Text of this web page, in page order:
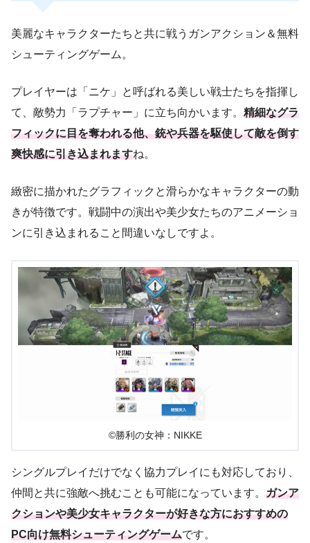
美麗なキャラクターたちと共に戦うガンアクション＆無料
シューティングゲーム。
プレイヤーは「ニケ」と呼ばれる美しい戦士たちを指揮し
て、敵勢力「ラプチャー」に立ち向かいます。 精細なグラ
フィックに目を奪われる他、銃や兵器を駆使して敵を倒す
爽快感に引き込まれますね。
緻密に描かれたグラフィックと滑らかなキャラクターの動
きが特徴です。戦闘中の演出や美少女たちのアニメーショ
ンに引き込まれること間違いなしですよ。
©勝利の女神：NIKKE
シングルプレイだけでなく協力プレイにも対応しており、
仲間と共に強敵へ挑むことも可能になっています。 ガンア
クションや美少女キャラクターが好きな方におすすめの
PC向け無料シューティングゲームです。